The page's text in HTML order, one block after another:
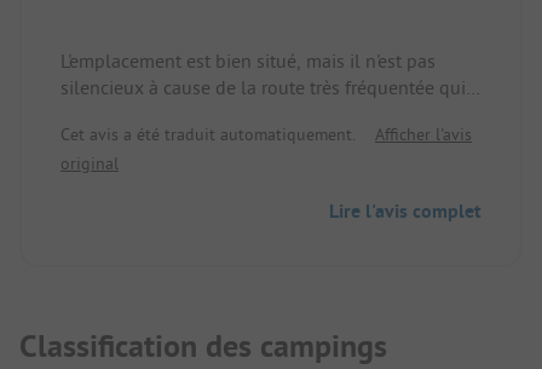
L'emplacement est bien situé, mais il n'est pas
silencieux à cause de la route très fréquentée qui
de galets rend la baignade un peu compliquée.
Les installations sanitaires sont correctes.
Cet avis a été traduit automatiquement.
Afficher l'avis
original
Lire l'avis complet
Classification des campings